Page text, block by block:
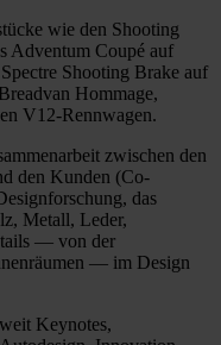
wie den Shooting
Adventum Coupé auf
Shooting Brake auf
Hommage,
V12-Rennwagen.
zwischen den
den Kunden (Co-
das
Metall, Leder,
— von der
— im Design
Keynotes,